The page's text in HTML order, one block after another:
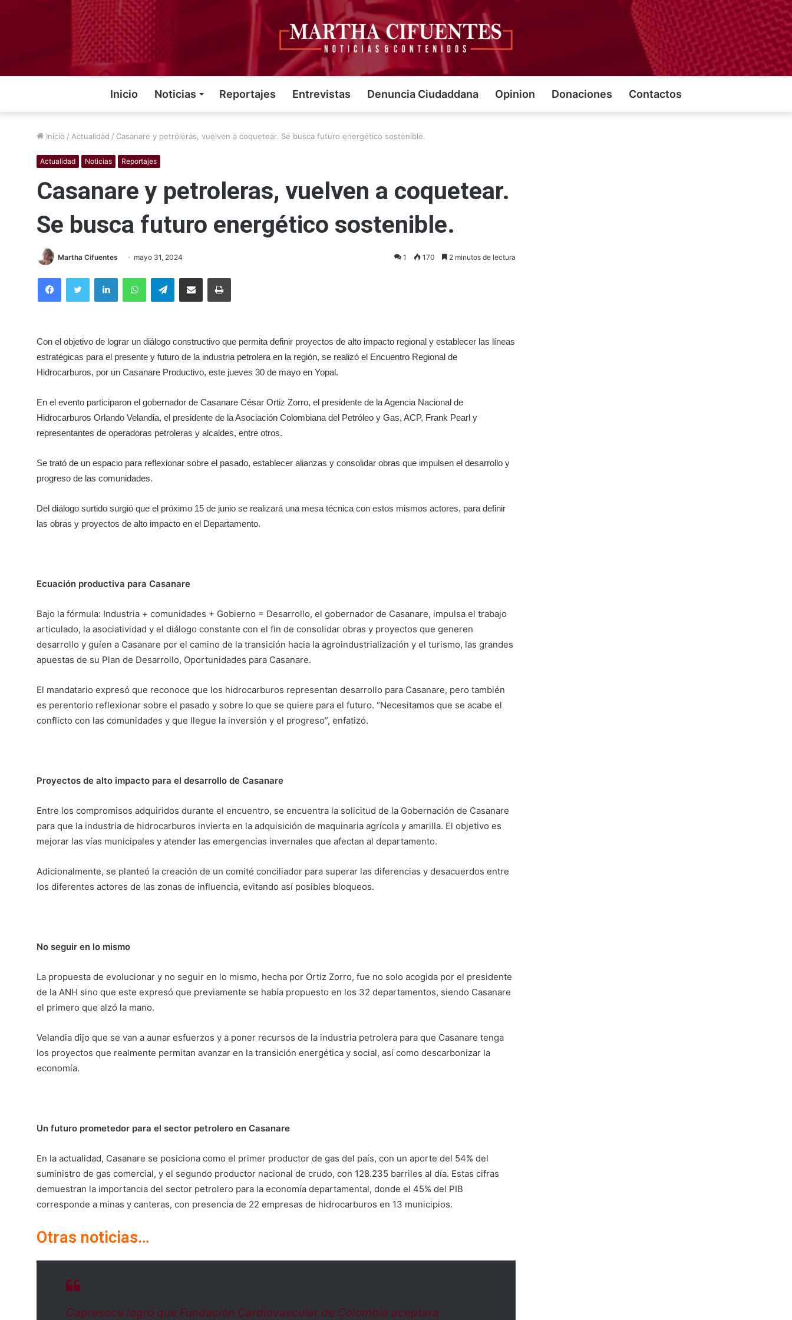
Inicio Noticias Reportajes Entrevistas Denuncia Ciudaddana Opinion Donaciones Contactos
Inicio / Actualidad / Casanare y petroleras, vuelven a coquetear. Se busca futuro energético sostenible.
Actualidad Noticias Reportajes
Casanare y petroleras, vuelven a coquetear.
Se busca futuro energético sostenible.
Martha Cifuentes mayo 31, 2024 1 170 2 minutos de lectura
FacebookTwitter LinkedInWhatsAppTelegramCompartir por correo electrónicoImprimir
Con el objetivo de lograr un diálogo constructivo que permita definir proyectos de alto impacto regional y establecer las líneas
estratégicas para el presente y futuro de la industria petrolera en la región, se realizó el Encuentro Regional de
Hidrocarburos, por un Casanare Productivo, este jueves 30 de mayo en Yopal.
En el evento participaron el gobernador de Casanare César Ortiz Zorro, el presidente de la Agencia Nacional de
Hidrocarburos Orlando Velandia, el presidente de la Asociación Colombiana del Petróleo y Gas, ACP, Frank Pearl y
representantes de operadoras petroleras y alcaldes, entre otros.
Se trató de un espacio para reflexionar sobre el pasado, establecer alianzas y consolidar obras que impulsen el desarrollo y
progreso de las comunidades.
Del diálogo surtido surgió que el próximo 15 de junio se realizará una mesa técnica con estos mismos actores, para definir
las obras y proyectos de alto impacto en el Departamento.
Ecuación productiva para Casanare
Bajo la fórmula: Industria + comunidades + Gobierno = Desarrollo, el gobernador de Casanare, impulsa el trabajo
articulado, la asociatividad y el diálogo constante con el fin de consolidar obras y proyectos que generen
desarrollo y guíen a Casanare por el camino de la transición hacia la agroindustrialización y el turismo, las grandes
apuestas de su Plan de Desarrollo, Oportunidades para Casanare.
El mandatario expresó que reconoce que los hidrocarburos representan desarrollo para Casanare, pero también
es perentorio reflexionar sobre el pasado y sobre lo que se quiere para el futuro. “Necesitamos que se acabe el
conflicto con las comunidades y que llegue la inversión y el progreso”, enfatizó.
Proyectos de alto impacto para el desarrollo de Casanare
Entre los compromisos adquiridos durante el encuentro, se encuentra la solicitud de la Gobernación de Casanare
para que la industria de hidrocarburos invierta en la adquisición de maquinaria agrícola y amarilla. El objetivo es
mejorar las vías municipales y atender las emergencias invernales que afectan al departamento.
Adicionalmente, se planteó la creación de un comité conciliador para superar las diferencias y desacuerdos entre
los diferentes actores de las zonas de influencia, evitando así posibles bloqueos.
No seguir en lo mismo
La propuesta de evolucionar y no seguir en lo mismo, hecha por Ortiz Zorro, fue no solo acogida por el presidente
de la ANH sino que este expresó que previamente se había propuesto en los 32 departamentos, siendo Casanare
el primero que alzó la mano.
Velandia dijo que se van a aunar esfuerzos y a poner recursos de la industria petrolera para que Casanare tenga
los proyectos que realmente permitan avanzar en la transición energética y social, así como descarbonizar la
economía.
Un futuro prometedor para el sector petrolero en Casanare
En la actualidad, Casanare se posiciona como el primer productor de gas del país, con un aporte del 54% del
suministro de gas comercial, y el segundo productor nacional de crudo, con 128.235 barriles al día. Estas cifras
demuestran la importancia del sector petrolero para la economía departamental, donde el 45% del PIB
corresponde a minas y canteras, con presencia de 22 empresas de hidrocarburos en 13 municipios.
Otras noticias…
Capresoca logró que Fundación Cardiovascular de Colombia aceptara